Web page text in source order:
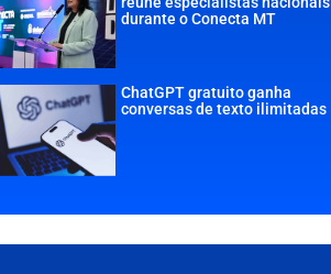
durante o Conecta MT
ChatGPT gratuito ganha
conversas de texto ilimitadas